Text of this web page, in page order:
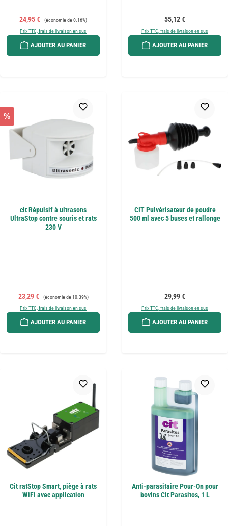
Prix de vente :
24,95 € Prix régulier :
(économie de 0.16%)
Prix TTC, frais de livraison en sus
AJOUTER AU PANIER
Prix régulier :
55,12 €
Prix TTC, frais de livraison en sus
AJOUTER AU PANIER
%
cit Répulsif à ultrasons
UltraStop contre souris et rats
230 V
Prix de vente :
23,29 € Prix régulier :
(économie de 10.39%)
Prix TTC, frais de livraison en sus
AJOUTER AU PANIER
CIT Pulvérisateur de poudre
500 ml avec 5 buses et rallonge
Prix régulier :
29,99 €
Prix TTC, frais de livraison en sus
AJOUTER AU PANIER
Cit ratStop Smart, piège à rats
WiFi avec application
Anti-parasitaire Pour-On pour
bovins Cit Parasitos, 1 L